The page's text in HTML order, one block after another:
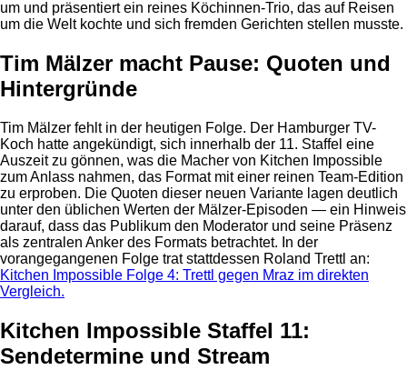
um und präsentiert ein reines Köchinnen-Trio, das auf Reisen
um die Welt kochte und sich fremden Gerichten stellen musste.
Tim Mälzer macht Pause: Quoten und
Hintergründe
Tim Mälzer fehlt in der heutigen Folge. Der Hamburger TV-
Koch hatte angekündigt, sich innerhalb der 11. Staffel eine
Auszeit zu gönnen, was die Macher von Kitchen Impossible
zum Anlass nahmen, das Format mit einer reinen Team-Edition
zu erproben. Die Quoten dieser neuen Variante lagen deutlich
unter den üblichen Werten der Mälzer-Episoden — ein Hinweis
darauf, dass das Publikum den Moderator und seine Präsenz
als zentralen Anker des Formats betrachtet. In der
vorangegangenen Folge trat stattdessen Roland Trettl an:
Kitchen Impossible Folge 4: Trettl gegen Mraz im direkten
Vergleich.
Kitchen Impossible Staffel 11:
Sendetermine und Stream